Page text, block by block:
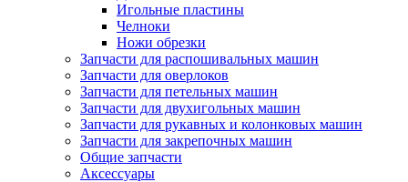
Игольные пластины
Челноки
Ножи обрезки
Запчасти для распошивальных машин
Запчасти для оверлоков
Запчасти для петельных машин
Запчасти для двухигольных машин
Запчасти для рукавных и колонковых машин
Запчасти для закрепочных машин
Общие запчасти
Аксессуары